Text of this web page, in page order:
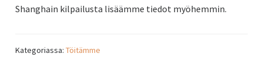
Shanghain kilpailusta lisäämme tiedot myöhemmin.
Kategoriassa: Töitämme